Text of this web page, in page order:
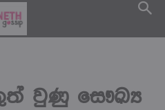
වුණු සෞඛ්‍ය